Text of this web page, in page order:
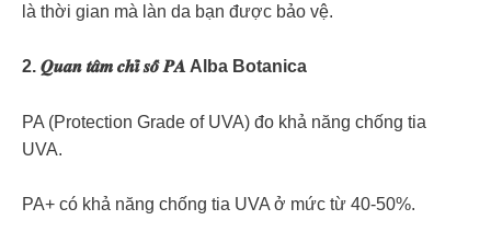
là thời gian mà làn da bạn được bảo vệ.
2. 𝑸𝒖𝒂𝒏 𝒕𝒂̂𝒎 𝒄𝒉𝒊̉ 𝒔𝒐̂́ 𝑷𝑨 Alba Botanica
PA (Protection Grade of UVA) đo khả năng chống tia
UVA.
PA+ có khả năng chống tia UVA ở mức từ 40-50%.